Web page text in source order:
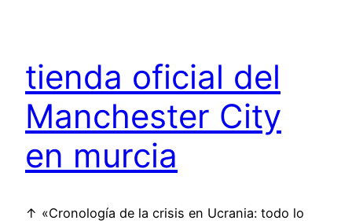
tienda oficial del
Manchester City
en murcia
↑ «Cronología de la crisis en Ucrania: todo lo